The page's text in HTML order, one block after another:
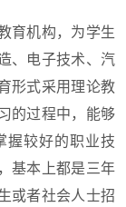
机构，为学生
、电子技术、汽
形式采用理论教
的过程中，能够
握较好的职业技
基本上都是三年
或者社会人士招